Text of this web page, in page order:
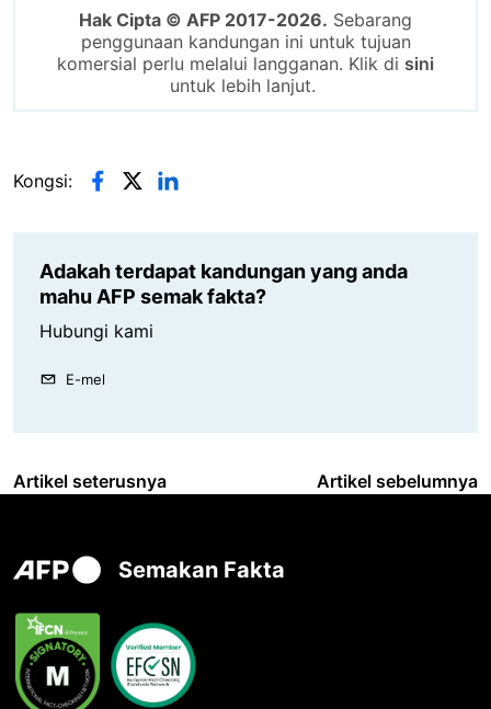
Hak Cipta © AFP 2017-2026. Sebarang
penggunaan kandungan ini untuk tujuan
komersial perlu melalui langganan. Klik di sini
untuk lebih lanjut.
Kongsi:
Adakah terdapat kandungan yang anda
mahu AFP semak fakta?
Hubungi kami
E-mel
Artikel seterusnya Artikel sebelumnya
Semakan Fakta